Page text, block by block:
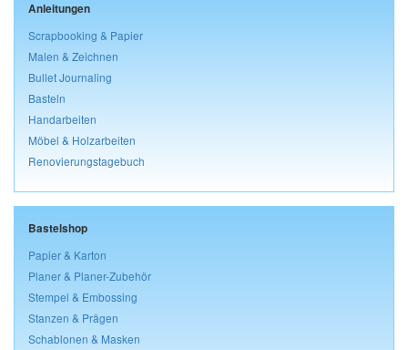
Anleitungen
Scrapbooking & Papier
Malen & Zeichnen
Bullet Journaling
Basteln
Handarbeiten
Möbel & Holzarbeiten
Renovierungstagebuch
Bastelshop
Papier & Karton
Planer & Planer-Zubehör
Stempel & Embossing
Stanzen & Prägen
Schablonen & Masken